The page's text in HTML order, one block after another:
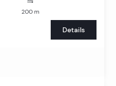
200m
Details